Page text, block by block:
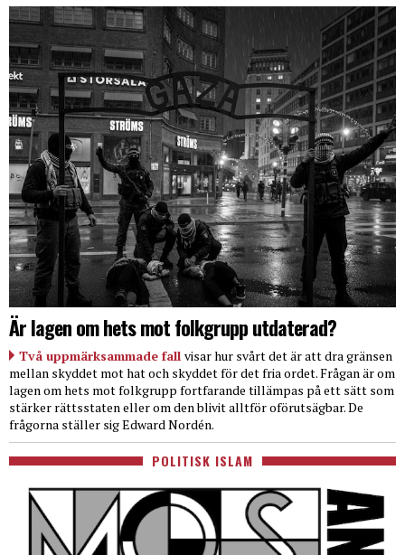
Är lagen om hets mot folkgrupp utdaterad?
Två uppmärksammade fall visar hur svårt det är att dra gränsen
mellan skyddet mot hat och skyddet för det fria ordet. Frågan är om
lagen om hets mot folkgrupp fortfarande tillämpas på ett sätt som
stärker rättsstaten eller om den blivit alltför oförutsägbar. De
frågorna ställer sig Edward Nordén.
POLITISK ISLAM